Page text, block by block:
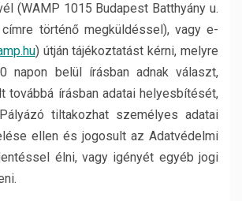
(WAMP 1015 Budapest Batthyány u.
történő megküldéssel), vagy e-
) útján tájékoztatást kérni, melyre
napon belül írásban adnak választ,
továbbá írásban adatai helyesbítését,
tiltakozhat személyes adatai
ellen és jogosult az Adatvédelmi
élni, vagy igényét egyéb jogi